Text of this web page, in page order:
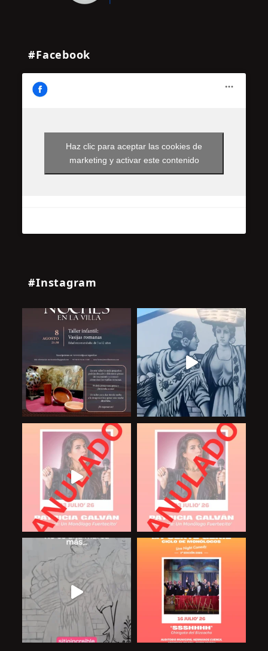
#Facebook
Haz clic para aceptar las cookies de
marketing y activar este contenido
#Instagram